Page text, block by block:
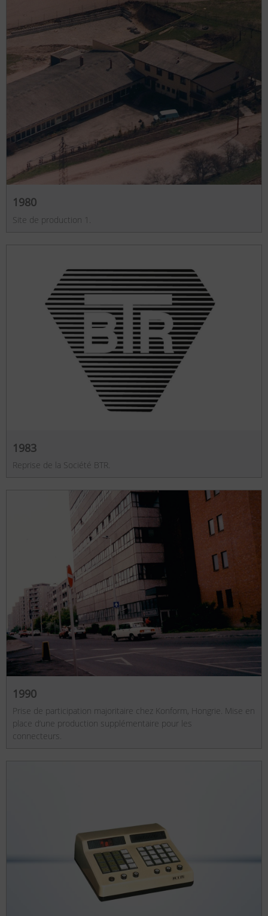
1980
Site de production 1.
1983
Reprise de la Société BTR.
1990
Prise de participation majoritaire chez Konform, Hongrie. Mise en
place d‘une production supplémentaire pour les
connecteurs.